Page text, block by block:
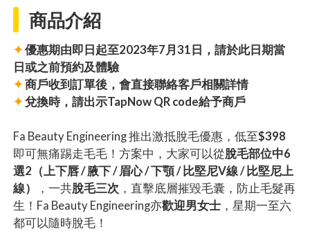
商品介紹
✦優惠期由即日起至2023年7月31日，請於此日期當
日或之前預約及體驗
✦商戶收到訂單後，會直接聯絡客戶相關詳情
✦兌換時，請出示TapNow QR code給予商戶
Fa Beauty Engineering 推出激抵脫毛優惠，低至$398
即可無痛踢走毛毛！方案中，大家可以從脫毛部位中6
選2（上下唇 / 腋下 / 眉心 / 下顎 / 比堅尼V線 / 比堅尼上
線）
，一共脫毛三次 ，直擊底層摧毀毛囊，防止毛髮再
生！Fa Beauty Engineering亦歡迎男女士 ，星期一至六
都可以隨時脫毛！